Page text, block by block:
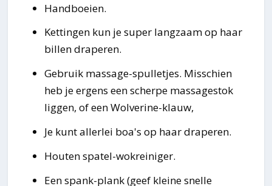
Handboeien.
Kettingen kun je super langzaam op haar
billen draperen.
Gebruik massage-spulletjes. Misschien
heb je ergens een scherpe massagestok
liggen, of een Wolverine-klauw,
Je kunt allerlei boa's op haar draperen.
Houten spatel-wokreiniger.
Een spank-plank (geef kleine snelle